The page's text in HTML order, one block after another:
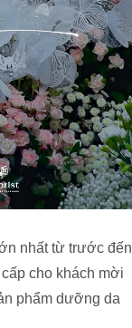
nhất từ trước đến
cho khách mời
phẩm dưỡng da